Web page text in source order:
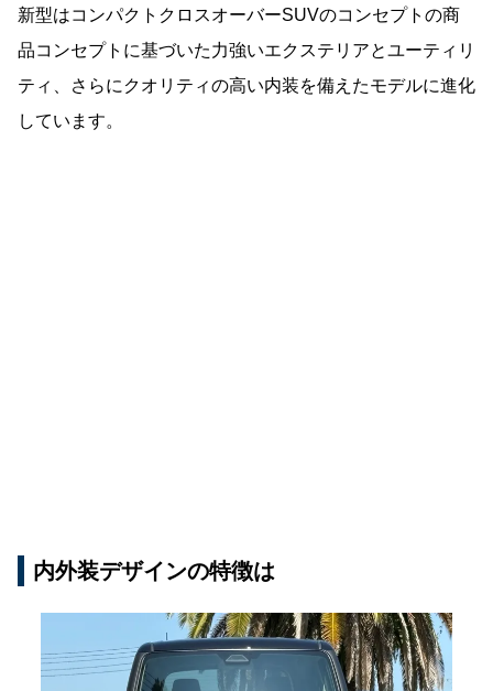
新型はコンパクトクロスオーバーSUVのコンセプトの商
品コンセプトに基づいた力強いエクステリアとユーティリ
ティ、さらにクオリティの高い内装を備えたモデルに進化
しています。
内外装デザインの特徴は